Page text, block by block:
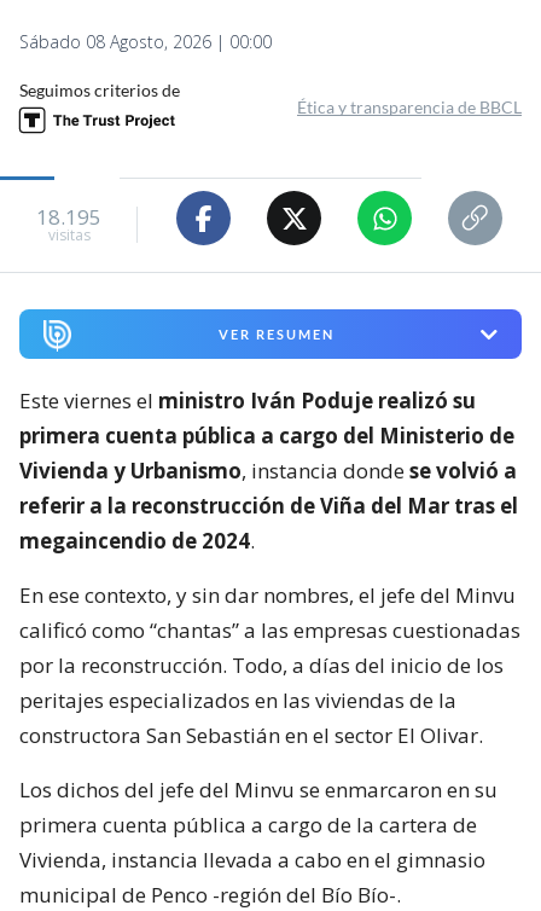
Sábado 08 Agosto, 2026 | 00:00
Seguimos criterios de
Ética y transparencia de BBCL
18.195
visitas
VER RESUMEN
Este viernes el ministro Iván Poduje realizó su
primera cuenta pública a cargo del Ministerio de
Vivienda y Urbanismo, instancia dondese volvió a
referir a la reconstrucción de Viña del Mar tras el
megaincendio de 2024.
En ese contexto, y sin dar nombres, el jefe del Minvu
calificó como “chantas” a las empresas cuestionadas
por la reconstrucción. Todo, a días del inicio de los
peritajes especializados en las viviendas de la
constructora San Sebastián en el sector El Olivar.
Los dichos del jefe del Minvu se enmarcaron en su
primera cuenta pública a cargo de la cartera de
Vivienda, instancia llevada a cabo en el gimnasio
municipal de Penco -región del Bío Bío-.